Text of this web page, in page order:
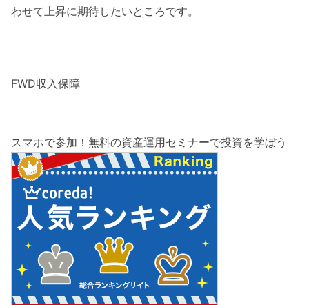
わせて上昇に期待したいところです。
FWD収入保障
スマホで参加！無料の資産運用セミナーで投資を学ぼう